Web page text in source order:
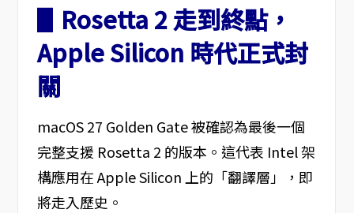
▋Rosetta 2 走到終點，
Apple Silicon 時代正式封
關
macOS 27 Golden Gate 被確認為最後一個
完整支援 Rosetta 2 的版本。這代表 Intel 架
構應用在 Apple Silicon 上的「翻譯層」，即
將走入歷史。